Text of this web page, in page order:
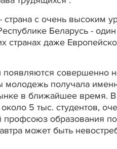
с очень высоким
Беларусь -
странах даже
совершенно
молодежь получала
в ближайшее время.
5 тыс. студентов,
образования
может быть